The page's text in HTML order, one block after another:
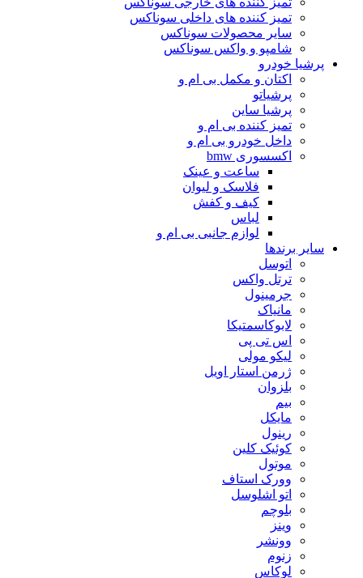
تمیز کننده های داخلی سوناکس
سایر محصولات سوناکس
شامپو و واکس سوناکس
پرشیا خودرو
اکتان و مکمل بی ام و
پرشیاتو
پرشیا ساین
تمیز کننده بی ام و
داخل خودرو بی ام و
اکسسوری bmw
ساعت و عینک
فلاسک و لیوان
کیف و کفش
لباس
لوازم جانبی بی ام و
سایر برندها
اتوسل
ترتل واکس
جرمینول
مانیاک
لابوکاسمتیکا
اس تی پی
لیکو مولی
ژرمن استار اویل
بلزوان
بیم
مایکل
رینول
کوئیک کلین
موتول
وورک استاف
اتو اشلوسل
بلوچم
وینز
وونشر
زنوم
لوکاس